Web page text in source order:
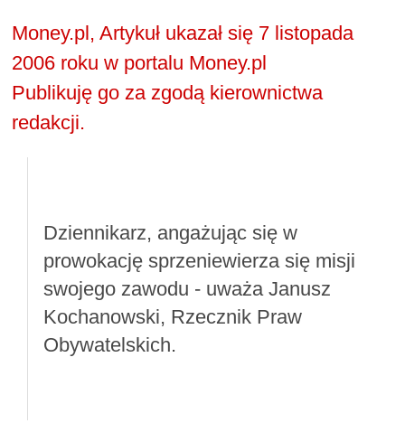
Money.pl, Artykuł ukazał się 7 listopada
2006 roku w portalu Money.pl
Publikuję go za zgodą kierownictwa
redakcji.
Dziennikarz, angażując się w
prowokację sprzeniewierza się misji
swojego zawodu - uważa Janusz
Kochanowski, Rzecznik Praw
Obywatelskich.